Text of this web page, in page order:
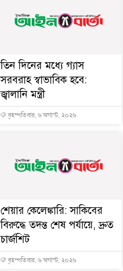
তিন দিনের মধ্যে গ্যাস
সরবরাহ স্বাভাবিক হবে:
জ্বালানি মন্ত্রী
বৃহস্পতিবার, ৬ অগাস্ট, ২০২৬
শেয়ার কেলেঙ্কারি: সাকিবের
বিরুদ্ধে তদন্ত শেষ পর্যায়ে, দ্রুত
চার্জশিট
বৃহস্পতিবার, ৬ অগাস্ট, ২০২৬